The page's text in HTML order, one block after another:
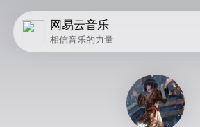
网易云音乐
相信音乐的力量